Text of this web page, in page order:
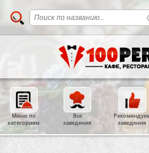
Меню по
категориям
Все
заведения
заведения